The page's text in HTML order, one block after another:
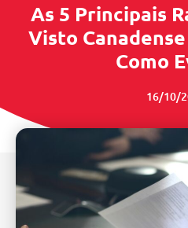
As 5 Principais
Visto
Como
16/10/